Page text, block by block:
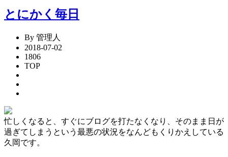
とにかく毎日
By 管理人
2018-07-02
1806
TOP
忙しくなると、すぐにブログを打たなくなり、そのまま日が
過ぎてしまうという最悪の状況をなんどもくりかえしている
久岡です。